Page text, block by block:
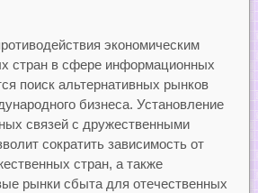
экономическим
стран в сфере информационных
поиск альтернативных рынков
бизнеса. Установление
связей с дружественными
сократить зависимость от
стран, а также
рынки сбыта для отечественных